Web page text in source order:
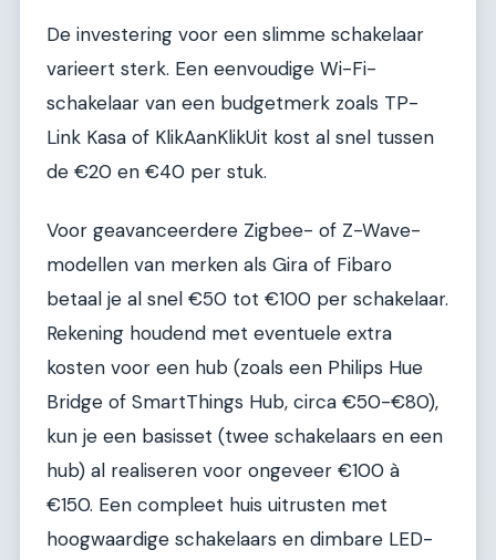
De investering voor een slimme schakelaar
varieert sterk. Een eenvoudige Wi-Fi-
schakelaar van een budgetmerk zoals TP-
Link Kasa of KlikAanKlikUit kost al snel tussen
de €20 en €40 per stuk.
Voor geavanceerdere Zigbee- of Z-Wave-
modellen van merken als Gira of Fibaro
betaal je al snel €50 tot €100 per schakelaar.
Rekening houdend met eventuele extra
kosten voor een hub (zoals een Philips Hue
Bridge of SmartThings Hub, circa €50-€80),
kun je een basisset (twee schakelaars en een
hub) al realiseren voor ongeveer €100 à
€150. Een compleet huis uitrusten met
hoogwaardige schakelaars en dimbare LED-